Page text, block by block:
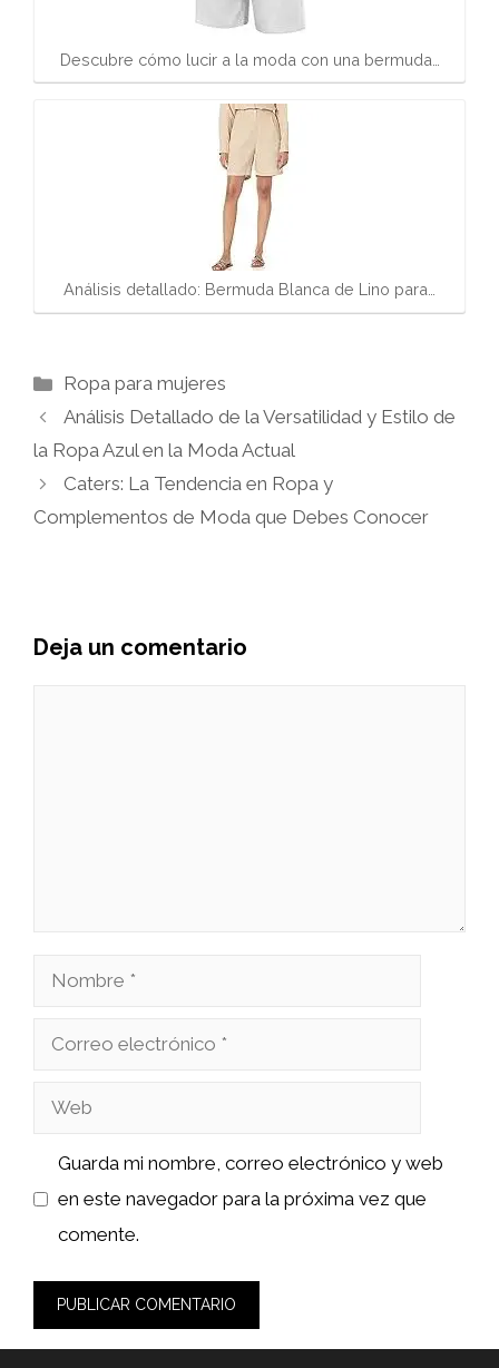
Descubre cómo lucir a la moda con una bermuda…
Análisis detallado: Bermuda Blanca de Lino para…
Categorías
Ropa para mujeres
Análisis Detallado de la Versatilidad y Estilo de
la Ropa Azul en la Moda Actual
Caters: La Tendencia en Ropa y
Complementos de Moda que Debes Conocer
Deja un comentario
Nombre
Correo
Web
Guarda mi nombre, correo electrónico y web
en este navegador para la próxima vez que
comente.